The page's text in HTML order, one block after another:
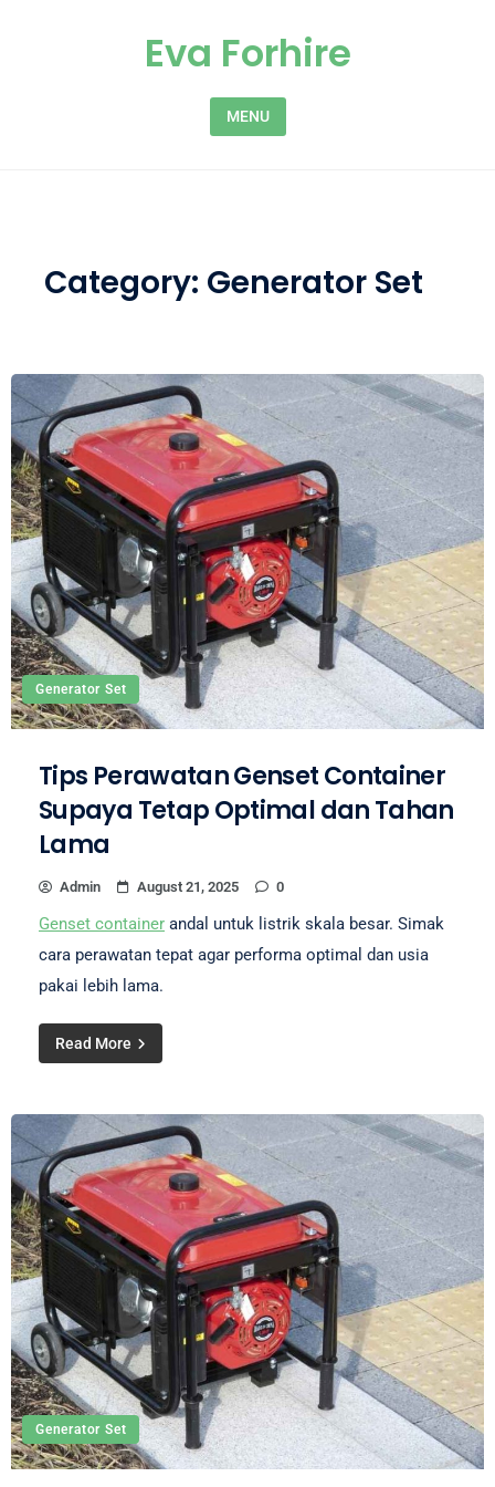
Eva Forhire
MENU
Category: Generator Set
Generator Set
Tips Perawatan Genset Container
Supaya Tetap Optimal dan Tahan
Lama
Admin August 21, 2025 0
Genset container andal untuk listrik skala besar. Simak
cara perawatan tepat agar performa optimal dan usia
pakai lebih lama.
Read More
Generator Set